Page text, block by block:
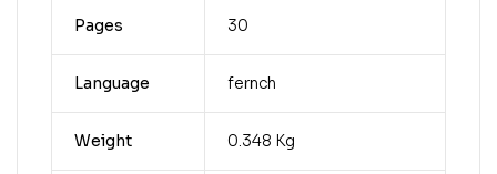
Pages 30
Language fernch
Weight 0.348 Kg